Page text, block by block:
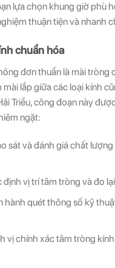
lựa chọn khung giờ phù
thuận tiện và nhanh
chuẩn hóa
đơn thuần là mài tròng
mài lắp giữa các loại kính
Triều, công đoạn này
ngặt:
sát và đánh giá chất
định vị trí tâm tròng và đo
hành quét thông số kỹ
vị chính xác tâm tròng